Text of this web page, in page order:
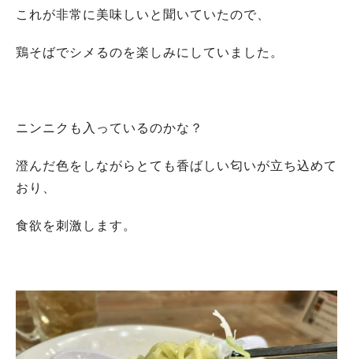
これが非常に美味しいと聞いていたので、
鶏そばでシメるのを楽しみにしていました。
ニンニクも入っているのかな？
澄んだ色をしながらとても香ばしい匂いが立ち込めて
おり、
食欲を刺激します。